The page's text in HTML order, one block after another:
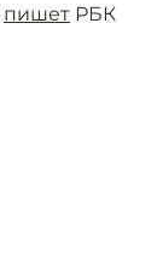
пишет РБК